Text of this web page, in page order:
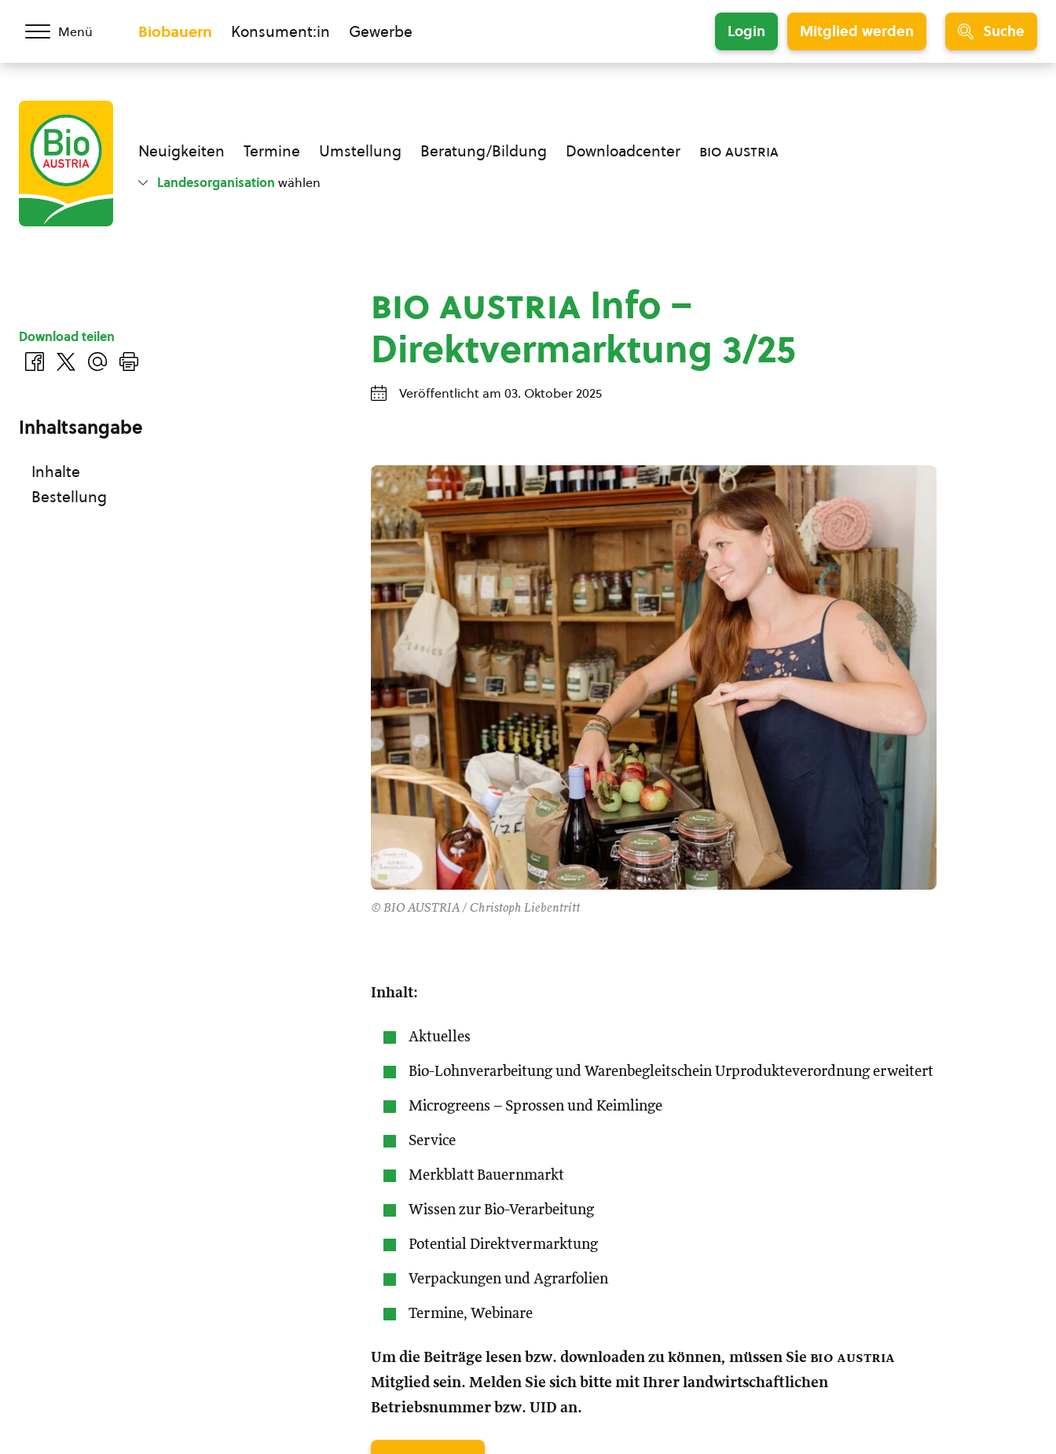
Menü Biobauern Konsument:in Gewerbe Login Mitglied werden Suche
Neuigkeiten Termine Umstellung Beratung/Bildung Downloadcenter bio austria
Landesorganisation wählen
bio austria Info –
Direktvermarktung 3/25
Veröffentlicht am 03. Oktober 2025
© BIO AUSTRIA / Christoph Liebentritt
Inhalt:
Aktuelles
Bio-Lohnverarbeitung und Warenbegleitschein Urprodukteverordnung erweitert
Microgreens – Sprossen und Keimlinge
Service
Merkblatt Bauernmarkt
Wissen zur Bio-Verarbeitung
Potential Direktvermarktung
Verpackungen und Agrarfolien
Termine, Webinare
Um die Beiträge lesen bzw. downloaden zu können, müssen Sie bio austria
Mitglied sein. Melden Sie sich bitte mit Ihrer landwirtschaftlichen
Betriebsnummer bzw. UID an.
Download teilen
Inhaltsangabe
Inhalte
Bestellung